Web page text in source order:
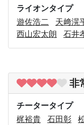
ライオンタイプ
遊佐浩二
天﨑滉
西山宏太朗
石井
非
チータータイプ
梶裕貴
石田彰